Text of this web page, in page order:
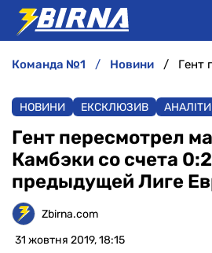
АНАЛІТИКА
ІНТЕРВ'Ю
РІЗНЕ
команда №1 новини
НОВИНИ ЕКСКЛЮЗИВ
Гент пересмотрел
Камбэки со счета
предыдущей Лиге
Zbirna.com
31 жовтня 2019, 18:15